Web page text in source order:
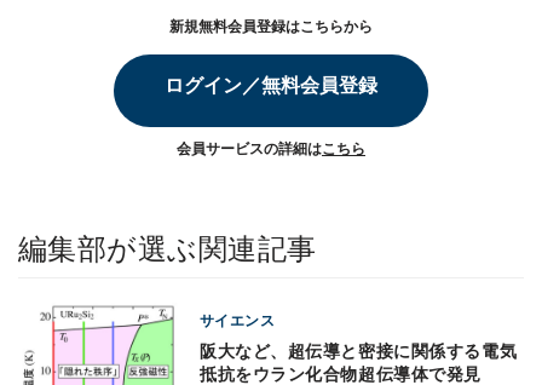
新規無料会員登録はこちらから
ログイン／無料会員登録
会員サービスの詳細はこちら
編集部が選ぶ関連記事
サイエンス
阪大など、超伝導と密接に関係する電気
抵抗をウラン化合物超伝導体で発見